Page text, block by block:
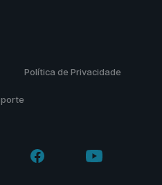
Política de Privacidade